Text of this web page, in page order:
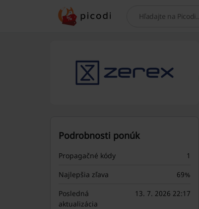
Hľadaj
Podrobnosti ponúk
Propagačné kódy
1
Najlepšia zľava
69%
Posledná
aktualizácia
13. 7. 2026 22:17